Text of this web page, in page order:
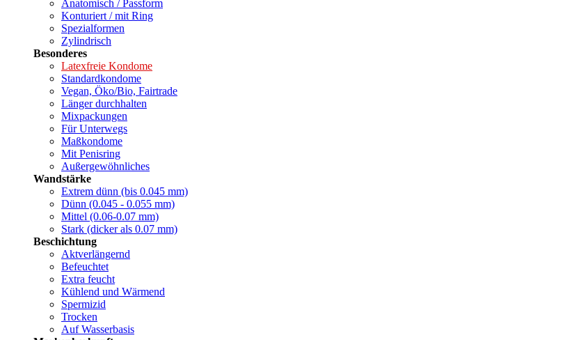
Anatomisch / Passform
Konturiert / mit Ring
Spezialformen
Zylindrisch
Besonderes
Latexfreie Kondome
Standardkondome
Vegan, Öko/Bio, Fairtrade
Länger durchhalten
Mixpackungen
Für Unterwegs
Maßkondome
Mit Penisring
Außergewöhnliches
Wandstärke
Extrem dünn (bis 0.045 mm)
Dünn (0.045 - 0.055 mm)
Mittel (0.06-0.07 mm)
Stark (dicker als 0.07 mm)
Beschichtung
Aktverlängernd
Befeuchtet
Extra feucht
Kühlend und Wärmend
Spermizid
Trocken
Auf Wasserbasis